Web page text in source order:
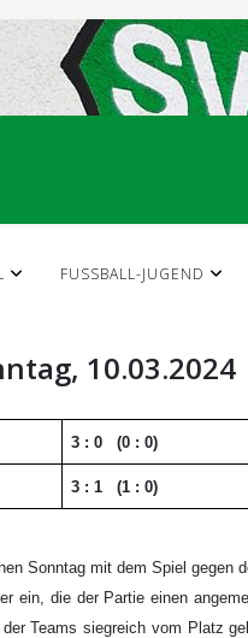
FUSSBALL-JUGEND
10.03.2024
3 : 0 (0 : 0)
3 : 1 (1 : 0)
Sonntag mit dem Spiel
ein, die der Partie einen
Teams siegreich vom Platz